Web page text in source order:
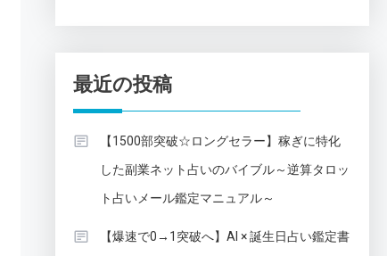
最近の投稿
【1500部突破☆ロングセラー】稼ぎに特化
した副業ネット占いのバイブル～逆算タロッ
ト占いメール鑑定マニュアル～
【爆速で0→1突破へ】AI × 誕生日占い鑑定書